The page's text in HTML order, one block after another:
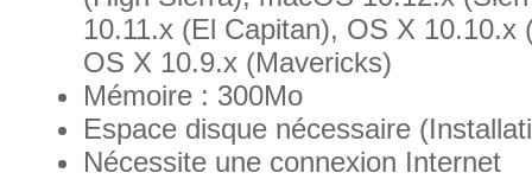
10.11.x (El Capitan), OS X 10.10.x
OS X 10.9.x (Mavericks)
Mémoire : 300Mo
Espace disque nécessaire
Nécessite une connexion Internet